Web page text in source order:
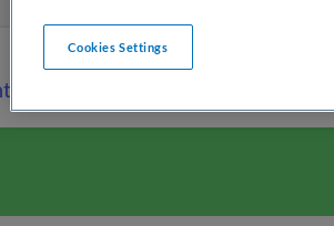
vergeten?
Cookies Settings